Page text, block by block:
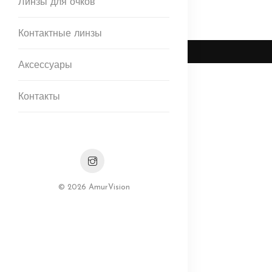
Линзы для очков
Контактные линзы
Аксессуары
Контакты
© 2026 AmurVision